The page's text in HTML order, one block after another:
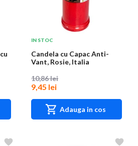
IN STOC
Candela cu Capac Anti-
Vant, Rosie, Italia
10,86 lei
9,45 lei
Adauga in cos